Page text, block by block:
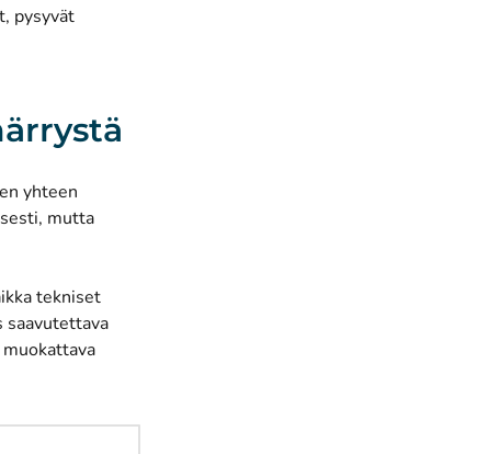
pysyvät
yhteen
mutta
tekniset
saavutettava